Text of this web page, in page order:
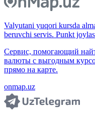
Valyutani yuqori kursda
beruvchi servis. Punkt
Сервис, помогающий
валюты с выгодным
прямо на карте.
onmap.uz